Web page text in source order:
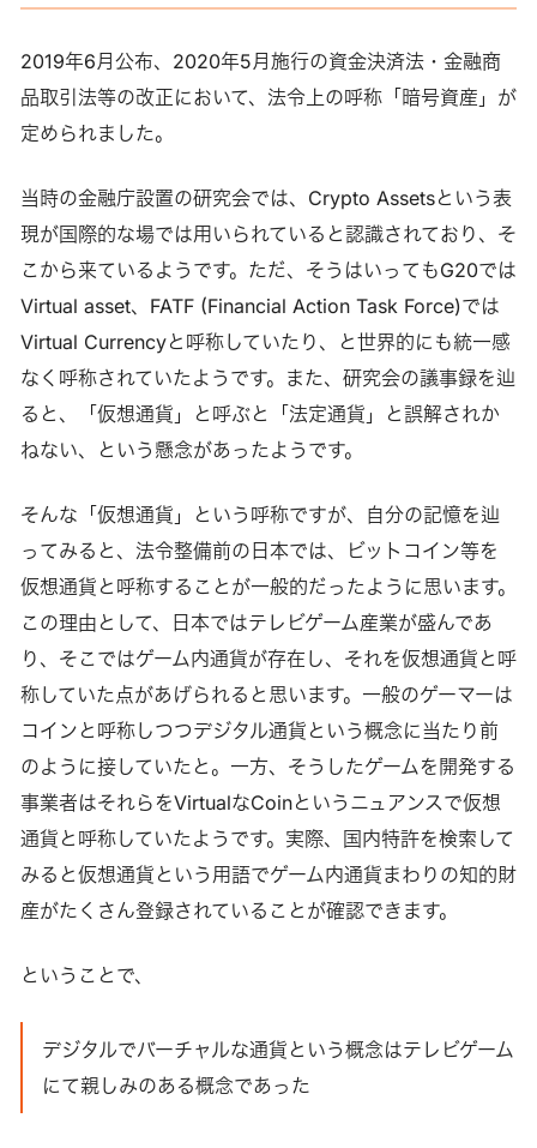
2019年6月公布、2020年5月施行の資金決済法・金融商
品取引法等の改正において、法令上の呼称「暗号資産」が
定められました。
当時の金融庁設置の研究会では、Crypto Assetsという表
現が国際的な場では用いられていると認識されており、そ
こから来ているようです。ただ、そうはいってもG20では
Virtual asset、FATF (Financial Action Task Force)では
Virtual Currencyと呼称していたり、と世界的にも統一感
なく呼称されていたようです。また、研究会の議事録を辿
ると、「仮想通貨」と呼ぶと「法定通貨」と誤解されか
ねない、という懸念があったようです。
そんな「仮想通貨」という呼称ですが、自分の記憶を辿
ってみると、法令整備前の日本では、ビットコイン等を
仮想通貨と呼称することが一般的だったように思います。
この理由として、日本ではテレビゲーム産業が盛んであ
り、そこではゲーム内通貨が存在し、それを仮想通貨と呼
称していた点があげられると思います。一般のゲーマーは
コインと呼称しつつデジタル通貨という概念に当たり前
のように接していたと。一方、そうしたゲームを開発する
事業者はそれらをVirtualなCoinというニュアンスで仮想
通貨と呼称していたようです。実際、国内特許を検索して
みると仮想通貨という用語でゲーム内通貨まわりの知的財
産がたくさん登録されていることが確認できます。
ということで、
デジタルでバーチャルな通貨という概念はテレビゲーム
にて親しみのある概念であった